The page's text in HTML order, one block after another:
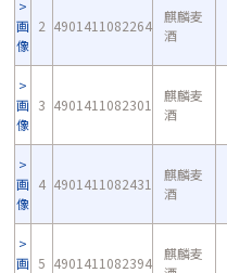
画
像
2 4901411082264
麒麟麦
酒
画
像
3 4901411082301
麒麟麦
酒
画
像
4 4901411082431
麒麟麦
酒
画 5 4901411082394
麒麟麦